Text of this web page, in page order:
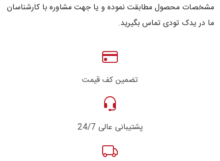
مشخصات محصول مطابقت نموده و یا جهت مشاوره با کارشناسان
ما در یدک تودی تماس بگیرید.
تضمین کف قیمت
پشتیبانی عالی 24/7